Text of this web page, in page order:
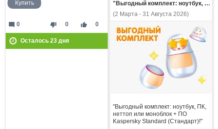
Купить
thumb_down 0 thumb_up 0
mode_comment 0
Осталось 23дня
"Выгодный комплект: ноутбук, ПК, неттоп или моноблок + ПО Kaspersky Standard (Стандарт)!"
(2 Марта - 31 Августа 2026)
"Выгодный комплект: ноутбук, ПК,
неттоп или моноблок + ПО
Kaspersky Standard (Стандарт)!"